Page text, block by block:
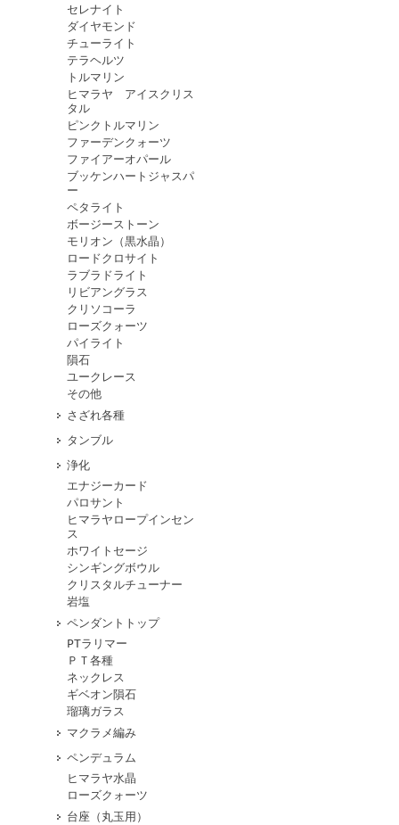
セレナイト
ダイヤモンド
チューライト
テラヘルツ
トルマリン
ヒマラヤ アイスクリス
タル
ピンクトルマリン
ファーデンクォーツ
ファイアーオパール
ブッケンハートジャスパ
ー
ペタライト
ボージーストーン
モリオン（黒水晶）
ロードクロサイト
ラブラドライト
リビアングラス
クリソコーラ
ローズクォーツ
パイライト
隕石
ユークレース
その他
さざれ各種
タンブル
浄化
エナジーカード
パロサント
ヒマラヤロープインセン
ス
ホワイトセージ
シンギングボウル
クリスタルチューナー
岩塩
ペンダントトップ
PTラリマー
ＰＴ各種
ネックレス
ギベオン隕石
瑠璃ガラス
マクラメ編み
ペンデュラム
ヒマラヤ水晶
ローズクォーツ
台座（丸玉用）